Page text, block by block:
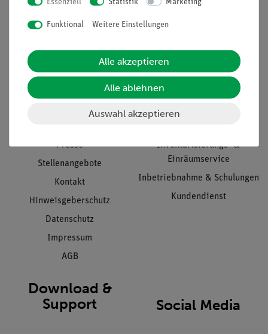
Informationen
Presse
Stellenangebote
Kontakt
Hinweisgeberschutz
Datenschutz
Impressum
AGB
Service
Inventarisierungs- &
Einräumservice
Inbetriebnahme & Schulungen
Kundendienst
Download &
Support
Social Media
Funktional Weitere Einstellungen
Alle akzeptieren
Alle ablehnen
Auswahl akzeptieren